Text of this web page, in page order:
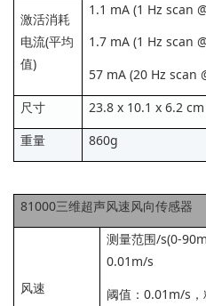
激活消耗
电流(平均
值)
1.1 mA (1 Hz scan
1.7 mA (1 Hz scan
57 mA (20 Hz scan
尺寸
23.8 x 10.1 x 6.2 cm
重量
860g
81000三维超声风速风向传感器
风速
测量范围/s(0-
0.01m/s
阈值：0.01m/s